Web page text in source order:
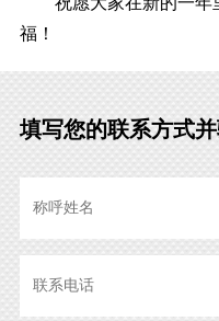
福！
填写您的联系方式并